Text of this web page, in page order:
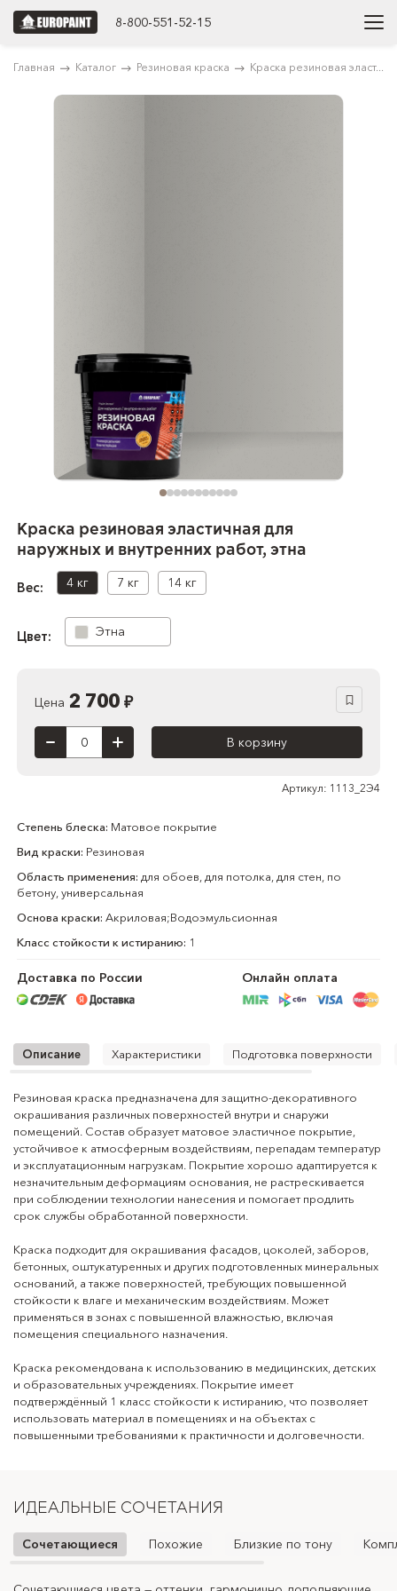
8-800-551-52-15
Главная Каталог Резиновая краска Краска резиновая эласт...
Краска резиновая эластичная для
наружных и внутренних работ, этна
Вес: 4 кг 7 кг 14 кг
Цвет: Этна
Цена 2 700 ₽
В корзину
Артикул: 1113_2Э4
Степень блеска: Матовое покрытие
Вид краски: Резиновая
Область применения: для обоев, для потолка, для стен, по
бетону, универсальная
Основа краски: Акриловая;Водоэмульсионная
Класс стойкости к истиранию: 1
Доставка по России Онлайн оплата
Описание Характеристики Подготовка поверхности
Резиновая краска предназначена для защитно-декоративного
окрашивания различных поверхностей внутри и снаружи
помещений. Состав образует матовое эластичное покрытие,
устойчивое к атмосферным воздействиям, перепадам температур
и эксплуатационным нагрузкам. Покрытие хорошо адаптируется к
незначительным деформациям основания, не растрескивается
при соблюдении технологии нанесения и помогает продлить
срок службы обработанной поверхности.
Краска подходит для окрашивания фасадов, цоколей, заборов,
бетонных, оштукатуренных и других подготовленных минеральных
оснований, а также поверхностей, требующих повышенной
стойкости к влаге и механическим воздействиям. Может
применяться в зонах с повышенной влажностью, включая
помещения специального назначения.
Краска рекомендована к использованию в медицинских, детских
и образовательных учреждениях. Покрытие имеет
подтверждённый 1 класс стойкости к истиранию, что позволяет
использовать материал в помещениях и на объектах с
повышенными требованиями к практичности и долговечности.
Тип продукта: резиновая краска
Назначение:
защитно-декоративное окрашивание
поверхностей внутри и снаружи
помещений
Область применения: для внутренних и наружных работ
Тип оснований:
бетон, кирпич, штукатурка,
шпаклёвка, гипсокартон, ранее
окрашенные поверхности и другие
подготовленные основания
Подходящие
поверхности:
фасады, цоколи, стены, заборы,
бетонные и оштукатуренные
поверхности, помещения с
Основное действие:
декоративное окрашивание, защита
поверхности, создание эластичного
износостойкого покрытия
истиранию:
Рекомендовано для:
образовательных учреждений
ИДЕАЛЬНЫЕ СОЧЕТАНИЯ
Сочетающиеся Похожие Близкие по тону